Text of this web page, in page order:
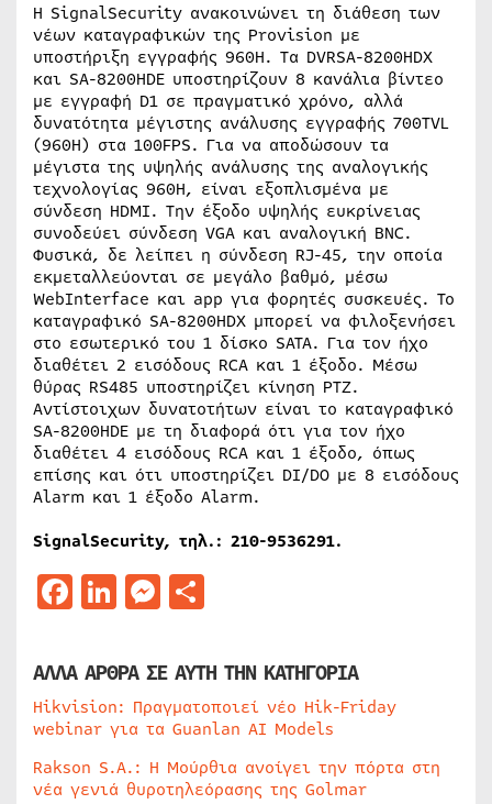
Η SignalSecurity ανακοινώνει τη διάθεση των
νέων καταγραφικών της Provision με
υποστήριξη εγγραφής 960H. Τα DVRSA-8200HDX
και SA-8200HDE υποστηρίζουν 8 κανάλια βίντεο
με εγγραφή D1 σε πραγματικό χρόνο, αλλά
δυνατότητα μέγιστης ανάλυσης εγγραφής 700TVL
(960H) στα 100FPS. Για να αποδώσουν τα
μέγιστα της υψηλής ανάλυσης της αναλογικής
τεχνολογίας 960Η, είναι εξοπλισμένα με
σύνδεση HDMI. Την έξοδο υψηλής ευκρίνειας
συνοδεύει σύνδεση VGA και αναλογική BNC.
Φυσικά, δε λείπει η σύνδεση RJ-45, την οποία
εκμεταλλεύονται σε μεγάλο βαθμό, μέσω
WebInterface και app για φορητές συσκευές. Το
καταγραφικό SA-8200HDX μπορεί να φιλοξενήσει
στο εσωτερικό του 1 δίσκο SATA. Για τον ήχο
διαθέτει 2 εισόδους RCA και 1 έξοδο. Μέσω
θύρας RS485 υποστηρίζει κίνηση PTZ.
Αντίστοιχων δυνατοτήτων είναι το καταγραφικό
SA-8200HDE με τη διαφορά ότι για τον ήχο
διαθέτει 4 εισόδους RCA και 1 έξοδο, όπως
επίσης και ότι υποστηρίζει DI/DO με 8 εισόδους
Alarm και 1 έξοδο Alarm.
SignalSecurity, τηλ.: 210-9536291.
Facebook
LinkedIn
Messenger
ΑΛΛΑ ΑΡΘΡΑ ΣΕ ΑΥΤΗ ΤΗΝ ΚΑΤΗΓΟΡΙΑ
Hikvision: Πραγματοποιεί νέο Hik-Friday
webinar για τα Guanlan AI Models
Rakson S.A.: Η Μούρθια ανοίγει την πόρτα στη
νέα γενιά θυροτηλεόρασης της Golmar